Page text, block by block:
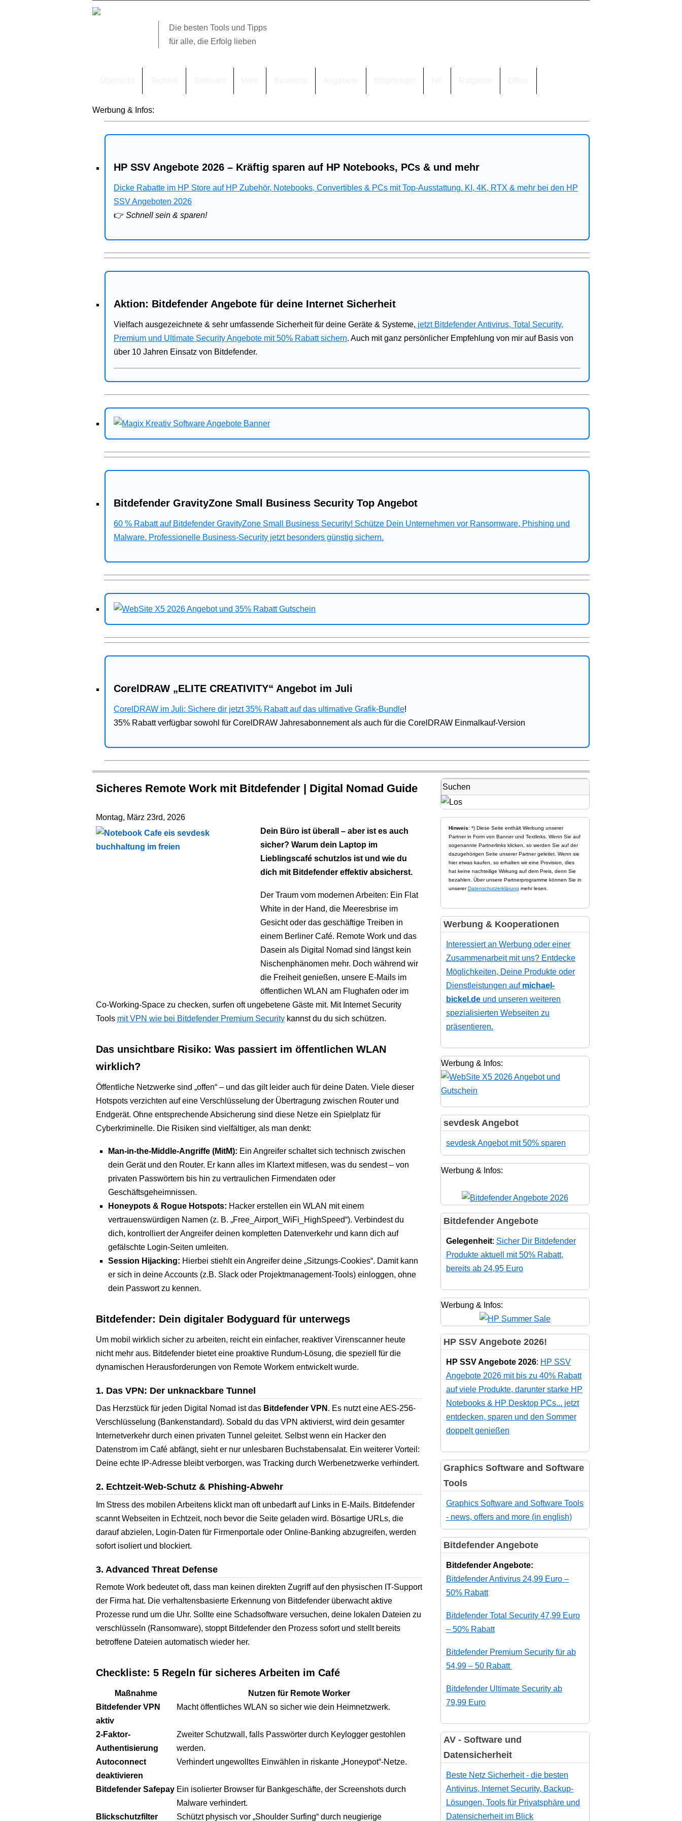
Die besten Tools und Tipps
für alle, die Erfolg lieben
Werbung & Infos:
HP SSV Angebote 2026 – Kräftig sparen auf HP Notebooks, PCs & und mehr
Dicke Rabatte im HP Store auf HP Zubehör, Notebooks, Convertibles & PCs mit Top-Ausstattung. KI, 4K, RTX & mehr bei den HP
SSV Angeboten 2026
👉 Schnell sein & sparen!
Aktion: Bitdefender Angebote für deine Internet Sicherheit
Vielfach ausgezeichnete & sehr umfassende Sicherheit für deine Geräte & Systeme, jetzt Bitdefender Antivirus, Total Security,
Premium und Ultimate Security Angebote mit 50% Rabatt sichern. Auch mit ganz persönlicher Empfehlung von mir auf Basis von
über 10 Jahren Einsatz von Bitdefender.
Bitdefender GravityZone Small Business Security Top Angebot
60 % Rabatt auf Bitdefender GravityZone Small Business Security! Schütze Dein Unternehmen vor Ransomware, Phishing und
Malware. Professionelle Business-Security jetzt besonders günstig sichern.
CorelDRAW „ELITE CREATIVITY“ Angebot im Juli
CorelDRAW im Juli: Sichere dir jetzt 35% Rabatt auf das ultimative Grafik-Bundle!
35% Rabatt verfügbar sowohl für CorelDRAW Jahresabonnement als auch für die CorelDRAW Einmalkauf-Version
Sicheres Remote Work mit Bitdefender | Digital Nomad Guide
Montag, März 23rd, 2026
Dein Büro ist überall – aber ist es auch
sicher? Warum dein Laptop im
Lieblingscafé schutzlos ist und wie du
dich mit Bitdefender effektiv absicherst.
Der Traum vom modernen Arbeiten: Ein Flat
White in der Hand, die Meeresbrise im
Gesicht oder das geschäftige Treiben in
einem Berliner Café. Remote Work und das
Dasein als Digital Nomad sind längst kein
Nischenphänomen mehr. Doch während wir
die Freiheit genießen, unsere E-Mails im
öffentlichen WLAN am Flughafen oder im
Co-Working-Space zu checken, surfen oft ungebetene Gäste mit. Mit Internet Security
Tools mit VPN wie bei Bitdefender Premium Securitykannst du du sich schützen.
Das unsichtbare Risiko: Was passiert im öffentlichen WLAN
wirklich?
Öffentliche Netzwerke sind „offen“ – und das gilt leider auch für deine Daten. Viele dieser
Hotspots verzichten auf eine Verschlüsselung der Übertragung zwischen Router und
Endgerät. Ohne entsprechende Absicherung sind diese Netze ein Spielplatz für
Cyberkriminelle. Die Risiken sind vielfältiger, als man denkt:
Man-in-the-Middle-Angriffe (MitM): Ein Angreifer schaltet sich technisch zwischen
dein Gerät und den Router. Er kann alles im Klartext mitlesen, was du sendest – von
privaten Passwörtern bis hin zu vertraulichen Firmendaten oder
Geschäftsgeheimnissen.
Honeypots & Rogue Hotspots: Hacker erstellen ein WLAN mit einem
vertrauenswürdigen Namen (z. B. „Free_Airport_WiFi_HighSpeed“). Verbindest du
dich, kontrolliert der Angreifer deinen kompletten Datenverkehr und kann dich auf
gefälschte Login-Seiten umleiten.
Session Hijacking: Hierbei stiehlt ein Angreifer deine „Sitzungs-Cookies“. Damit kann
er sich in deine Accounts (z.B. Slack oder Projektmanagement-Tools) einloggen, ohne
dein Passwort zu kennen.
Bitdefender: Dein digitaler Bodyguard für unterwegs
Um mobil wirklich sicher zu arbeiten, reicht ein einfacher, reaktiver Virenscanner heute
nicht mehr aus. Bitdefender bietet eine proaktive Rundum-Lösung, die speziell für die
dynamischen Herausforderungen von Remote Workern entwickelt wurde.
1. Das VPN: Der unknackbare Tunnel
Das Herzstück für jeden Digital Nomad ist das Bitdefender VPN . Es nutzt eine AES-256-
Verschlüsselung (Bankenstandard). Sobald du das VPN aktivierst, wird dein gesamter
Internetverkehr durch einen privaten Tunnel geleitet. Selbst wenn ein Hacker den
Datenstrom im Café abfängt, sieht er nur unlesbaren Buchstabensalat. Ein weiterer Vorteil:
Deine echte IP-Adresse bleibt verborgen, was Tracking durch Werbenetzwerke verhindert.
2. Echtzeit-Web-Schutz & Phishing-Abwehr
Im Stress des mobilen Arbeitens klickt man oft unbedarft auf Links in E-Mails. Bitdefender
scannt Webseiten in Echtzeit, noch bevor die Seite geladen wird. Bösartige URLs, die
darauf abzielen, Login-Daten für Firmenportale oder Online-Banking abzugreifen, werden
sofort isoliert und blockiert.
3. Advanced Threat Defense
Remote Work bedeutet oft, dass man keinen direkten Zugriff auf den physischen IT-Support
der Firma hat. Die verhaltensbasierte Erkennung von Bitdefender überwacht aktive
Prozesse rund um die Uhr. Sollte eine Schadsoftware versuchen, deine lokalen Dateien zu
verschlüsseln (Ransomware), stoppt Bitdefender den Prozess sofort und stellt bereits
betroffene Dateien automatisch wieder her.
Checkliste: 5 Regeln für sicheres Arbeiten im Café
Maßnahme
Nutzen für Remote Worker
Bitdefender VPN
aktiv
Macht öffentliches WLAN so sicher wie dein Heimnetzwerk.
2-Faktor-
Authentisierung
Zweiter Schutzwall, falls Passwörter durch Keylogger gestohlen
werden.
Autoconnect
deaktivieren
Verhindert ungewolltes Einwählen in riskante „Honeypot“-Netze.
Bitdefender Safepay Ein isolierter Browser für Bankgeschäfte, der Screenshots durch
Malware verhindert.
Blickschutzfilter
Schützt physisch vor „Shoulder Surfing“ durch neugierige
Hinweis: *) Diese Seite enthält Werbung unserer
Partner in Form von Banner und Textlinks. Wenn Sie auf
sogenannte Partnerlinks klicken, so werden Sie auf der
dazugehörigen Seite unserer Partner geleitet. Wenn sie
hier etwas kaufen, so erhalten wir eine Provision, dies
hat keine nachteilige Wirkung auf dem Preis, denn Sie
bezahlen. Über unsere Partnerprogramme können Sie in
unsererDatenschutzerklärung mehr lesen.
Werbung & Kooperationen
Interessiert an Werbung oder einer
Zusammenarbeit mit uns? Entdecke
Möglichkeiten, Deine Produkte oder
Dienstleistungen auf michael-
bickel.de und unseren weiteren
spezialisierten Webseiten zu
präsentieren.
Werbung & Infos:
sevdesk Angebot
sevdesk Angebot mit 50% sparen
Werbung & Infos:
Bitdefender Angebote
Gelegenheit: Sicher Dir Bitdefender
Produkte aktuell mit 50% Rabatt,
bereits ab 24,95 Euro
Werbung & Infos:
HP SSV Angebote 2026!
HP SSV Angebote 2026: HP SSV
Angebote 2026 mit bis zu 40% Rabatt
auf viele Produkte, darunter starke HP
Notebooks & HP Desktop PCs... jetzt
entdecken, sparen und den Sommer
doppelt genießen
Graphics Software and Software
Tools
Graphics Software and Software Tools
- news, offers and more (in english)
Bitdefender Angebote
Bitdefender Angebote:
Bitdefender Antivirus 24,99 Euro –
50% Rabatt
Bitdefender Total Security 47,99 Euro
– 50% Rabatt
Bitdefender Premium Security für ab
54,99 – 50 Rabatt
Bitdefender Ultimate Security ab
79,99 Euro
AV - Software und
Datensicherheit
Beste Netz Sicherheit - die besten
Antivirus, Internet Security, Backup-
Lösungen, Tools für Privatsphäre und
Datensicherheit im Blick